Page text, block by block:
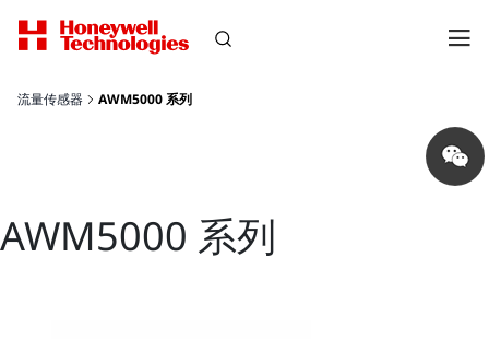
流量传感器 AWM5000 系列
Share
on
wechat
AWM5000 系列